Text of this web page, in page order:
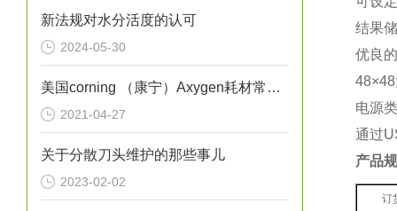
新法规对水分活度的认可
2024-05-30
美国corning （康宁）Axygen耗材常见问题
2021-04-27
关于分散刀头维护的那些事儿
2023-02-02
结果
优良
电源
通过
产品
订